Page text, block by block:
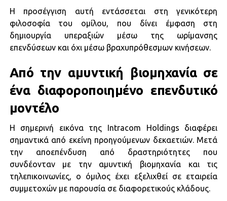
Η προσέγγιση αυτή εντάσσεται στη γενικότερη
φιλοσοφία του ομίλου, που δίνει έμφαση στη
δημιουργία υπεραξιών μέσω της ωρίμανσης
επενδύσεων και όχι μέσω βραχυπρόθεσμων κινήσεων.
Από την αμυντική βιομηχανία σε
ένα διαφοροποιημένο επενδυτικό
μοντέλο
Η σημερινή εικόνα της Intracom Holdings διαφέρει
σημαντικά από εκείνη προηγούμενων δεκαετιών. Μετά
την αποεπένδυση από δραστηριότητες που
συνδέονταν με την αμυντική βιομηχανία και τις
τηλεπικοινωνίες, ο όμιλος έχει εξελιχθεί σε εταιρεία
συμμετοχών με παρουσία σε διαφορετικούς κλάδους.